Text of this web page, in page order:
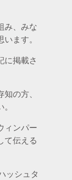
み、みな
ます。
に掲載さ
の方、
ィンパー
て伝える
ッシュタ